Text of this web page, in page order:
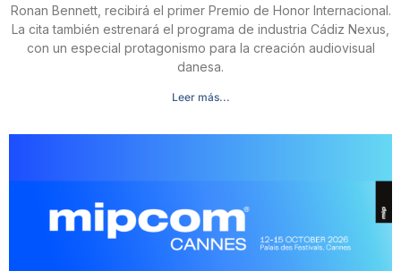
Ronan Bennett, recibirá el primer Premio de Honor Internacional.
La cita también estrenará el programa de industria Cádiz Nexus,
con un especial protagonismo para la creación audiovisual
danesa.
Leer más...